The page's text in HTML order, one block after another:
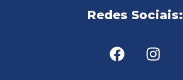
Redes Sociais: